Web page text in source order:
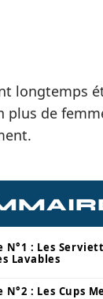
longtemps
plus de
: Les
Lavables
: Les Cups